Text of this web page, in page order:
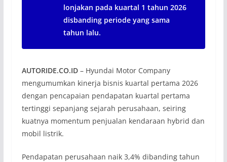
lonjakan pada kuartal 1 tahun 2026
disbanding periode yang sama
tahun lalu.
AUTORIDE.CO.ID– Hyundai Motor Company
mengumumkan kinerja bisnis kuartal pertama 2026
dengan pencapaian pendapatan kuartal pertama
tertinggi sepanjang sejarah perusahaan, seiring
kuatnya momentum penjualan kendaraan hybrid dan
mobil listrik.
Pendapatan perusahaan naik 3,4% dibanding tahun